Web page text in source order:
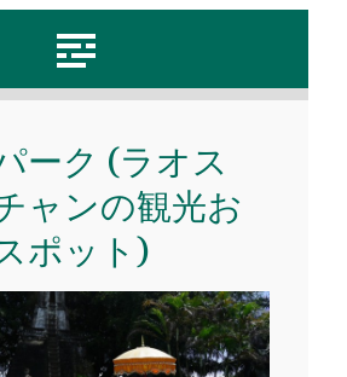
ーク (ラオス
ャンの観光お
ポット)